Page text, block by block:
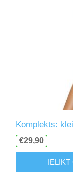
Komplekts:
€29,90
IELIKT